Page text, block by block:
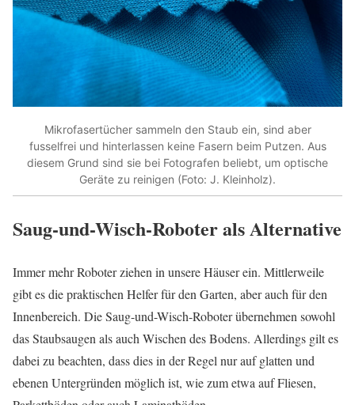
Mikrofasertücher sammeln den Staub ein, sind aber
fusselfrei und hinterlassen keine Fasern beim Putzen. Aus
diesem Grund sind sie bei Fotografen beliebt, um optische
Geräte zu reinigen (Foto: J. Kleinholz).
Saug-und-Wisch-Roboter als Alternative
Immer mehr Roboter ziehen in unsere Häuser ein. Mittlerweile
gibt es die praktischen Helfer für den Garten, aber auch für den
Innenbereich. Die Saug-und-Wisch-Roboter übernehmen sowohl
das Staubsaugen als auch Wischen des Bodens. Allerdings gilt es
dabei zu beachten, dass dies in der Regel nur auf glatten und
ebenen Untergründen möglich ist, wie zum etwa auf Fliesen,